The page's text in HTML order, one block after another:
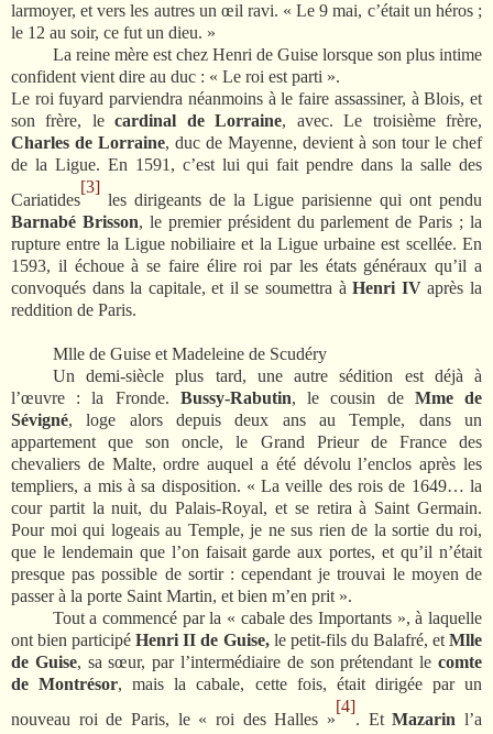
larmoyer, et vers les autres un œil ravi. « Le 9 mai, c’était un héros ;
le 12 au soir, ce fut un dieu. »
La reine mère est chez Henri de Guise lorsque son plus intime
confident vient dire au duc : « Le roi est parti ».
Le roi fuyard parviendra néanmoins à le faire assassiner, à Blois, et
son frère, lecardinal de Lorraine, avec. Le troisième frère,
Charles de Lorraine, duc de Mayenne, devient à son tour le chef
de la Ligue. En 1591, c’est lui qui fait pendre dans la salle des
Cariatides
[3]
les dirigeants de la Ligue parisienne qui ont pendu
Barnabé Brisson, le premier président du parlement de Paris ; la
rupture entre la Ligue nobiliaire et la Ligue urbaine est scellée. En
1593, il échoue à se faire élire roi par les états généraux qu’il a
convoqués dans la capitale, et il se soumettra àHenri IVaprès la
reddition de Paris.
Mlle de Guise et Madeleine de Scudéry
Un demi-siècle plus tard, une autre sédition est déjà à
l’œuvre : la Fronde. Bussy-Rabutin, le cousin de Mme de
Sévigné, loge alors depuis deux ans au Temple, dans un
appartement que son oncle, le Grand Prieur de France des
chevaliers de Malte, ordre auquel a été dévolu l’enclos après les
templiers, a mis à sa disposition. « La veille des rois de 1649… la
cour partit la nuit, du Palais-Royal, et se retira à Saint Germain.
Pour moi qui logeais au Temple, je ne sus rien de la sortie du roi,
que le lendemain que l’on faisait garde aux portes, et qu’il n’était
presque pas possible de sortir : cependant je trouvai le moyen de
passer à la porte Saint Martin, et bien m’en prit ».
Tout a commencé par la « cabale des Importants », à laquelle
ont bien participéHenri II de Guise,le petit-fils du Balafré, et Mlle
de Guise, sa sœur, par l’intermédiaire de son prétendant lecomte
de Montrésor, mais la cabale, cette fois, était dirigée par un
nouveau roi de Paris, le « roi des Halles »
[4]
. EtMazarin l’a